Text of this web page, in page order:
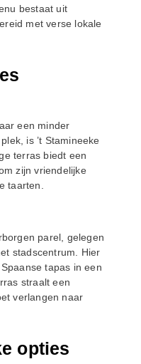
bestaat uit
met verse lokale
een minder
is ’t Stamineeke
terras biedt een
zijn vriendelijke
taarten.
parel, gelegen
stadscentrum. Hier
tapas in een
straalt een
verlangen naar
opties